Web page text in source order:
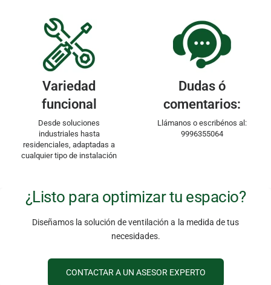
Variedad
funcional
Desde soluciones
industriales hasta
residenciales, adaptadas a
cualquier tipo de instalación
Dudas ó
comentarios:
Llámanos o escribénos al:
9996355064
¿Listo para optimizar tu espacio?
Diseñamos la solución de ventilación a la medida de tus
necesidades.
CONTACTAR A UN ASESOR EXPERTO